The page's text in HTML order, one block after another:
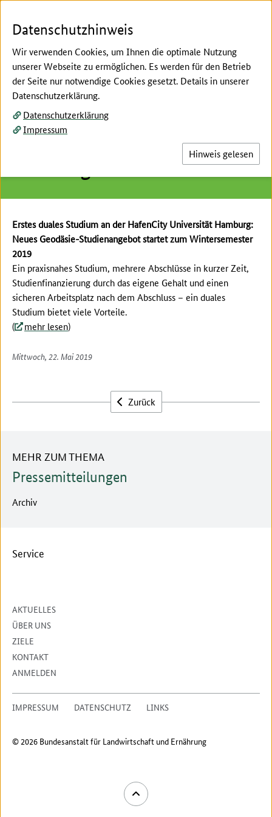
Menü
Hier beginnt der Hauptinhalt dieser Seite
Pressemitteilung der
HafenCity Universität
Hamburg vom 22. Mai 2019
Erstes duales Studium an der HafenCity Universität Hamburg:
Neues Geodäsie-Studienangebot startet zum Wintersemester
2019
Ein praxisnahes Studium, mehrere Abschlüsse in kurzer Zeit,
Studienfinanzierung durch das eigene Gehalt und einen
sicheren Arbeitsplatz nach dem Abschluss – ein duales
Studium bietet viele Vorteile.
(
mehr lesen)
Mittwoch, 22. Mai 2019
Zurück
MEHR ZUM THEMA
Pressemitteilungen
Archiv
Service
AKTUELLES
ÜBER UNS
ZIELE
KONTAKT
ANMELDEN
IMPRESSUM DATENSCHUTZ LINKS
© 2026 Bundesanstalt für Landwirtschaft und Ernährung
Datenschutzhinweis
Wir verwenden Cookies, um Ihnen die optimale Nutzung
unserer Webseite zu ermöglichen. Es werden für den Betrieb
der Seite nur notwendige Cookies gesetzt. Details in unserer
Datenschutzerklärung.
Datenschutzerklärung
Impressum
Hinweis gelesen